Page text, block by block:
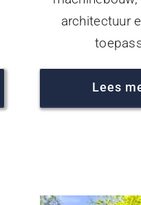
architectuur
Lees